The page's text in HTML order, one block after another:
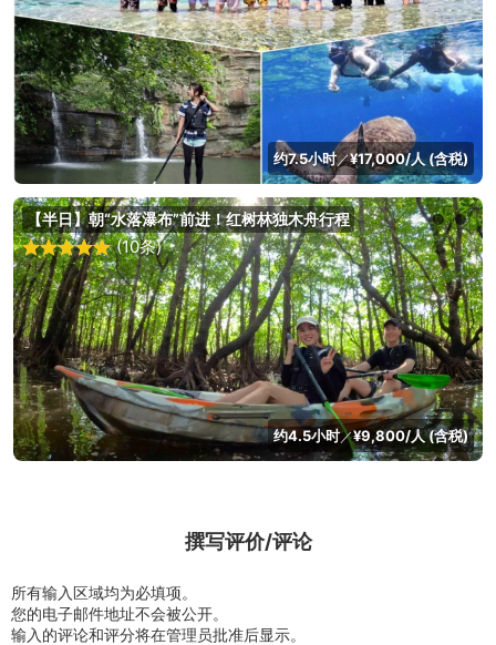
约7.5小时／¥17,000/人 (含税)
【半日】朝“水落瀑布”前进！红树林独木舟行程
(10条)
约4.5小时／¥9,800/人 (含税)
撰写评价/评论
所有输入区域均为必填项。
您的电子邮件地址不会被公开。
输入的评论和评分将在管理员批准后显示。